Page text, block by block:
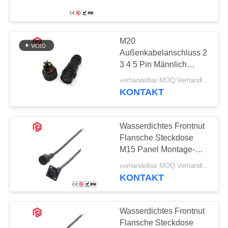
SITEMAP
PRIVACY
POLICYWasserdichtes
Daten-
Verbindungsstück
Lampenfassung
E27
56
M20
Außenkabelanschluss 2
3 4 5 Pin Männlich
weiblich
Schraubfestsetzungsart
wasserdichter
Drahtanschluss
verhandelbar MOQ:Verhandlungsfähig
KONTAKT
Wasserdichtes Frontnut
Flansche Steckdose
M15 Panel Montage-
Anschluss Männlich
Weiblich 4 5 8pin
KONTAKT
Wasserdichtes Frontnut
Flansche Steckdose